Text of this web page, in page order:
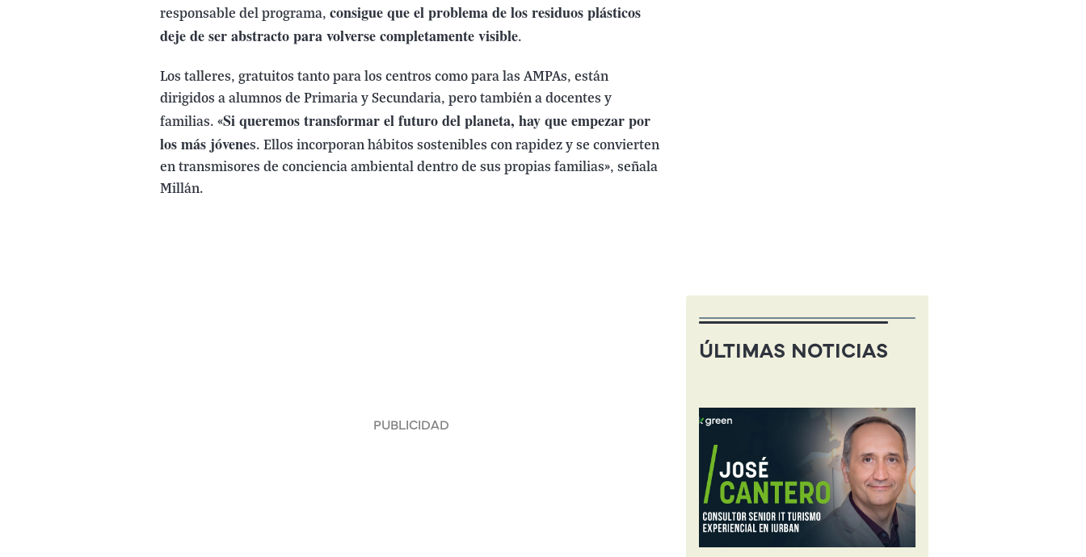
responsable del programa, consigue que el problema de los residuos plásticos
deje de ser abstracto para volverse completamente visible.
Los talleres, gratuitos tanto para los centros como para las AMPAs, están
dirigidos a alumnos de Primaria y Secundaria, pero también a docentes y
familias. «Si queremos transformar el futuro del planeta, hay que empezar por
los más jóvenes. Ellos incorporan hábitos sostenibles con rapidez y se convierten
en transmisores de conciencia ambiental dentro de sus propias familias», señala
Millán.
ÚLTIMAS NOTICIAS